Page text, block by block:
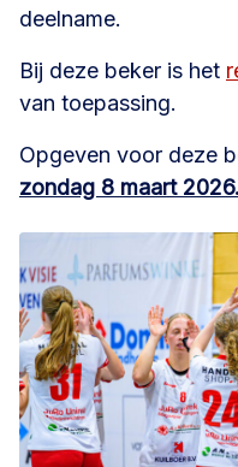
deelname.
Bij deze beker is het
van toepassing.
Opgeven voor deze
zondag 8 maart 2026.